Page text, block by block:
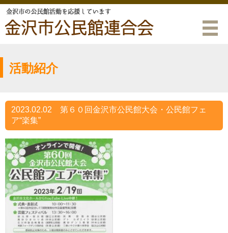
活動紹介
2023.02.02 第６０回金沢市公民館大会・公民館フェ
ア“楽集”